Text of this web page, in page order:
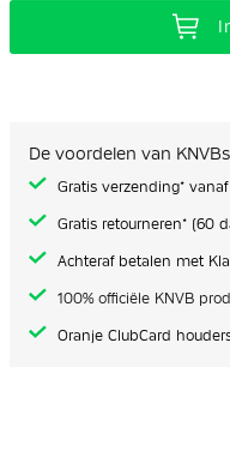
De voordelen van
Gratis verzending*
Gratis retourneren* (60
Achteraf betalen met
100% officiële KNVB
Oranje ClubCard